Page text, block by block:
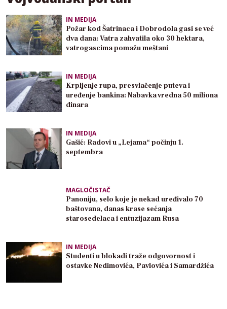
IN MEDIJA
Požar kod Šatrinaca i Dobrodola gasi se već
dva dana: Vatra zahvatila oko 30 hektara,
vatrogascima pomažu meštani
IN MEDIJA
Krpljenje rupa, presvlačenje puteva i
uređenje bankina: Nabavka vredna 50 miliona
dinara
IN MEDIJA
Gašić: Radovi u „Lejama“ počinju 1.
septembra
MAGLOČISTAČ
Panoniju, selo koje je nekad uređivalo 70
baštovana, danas krase sećanja
starosedelaca i entuzijazam Rusa
IN MEDIJA
Studenti u blokadi traže odgovornost i
ostavke Nedimovića, Pavlovića i Samardžića